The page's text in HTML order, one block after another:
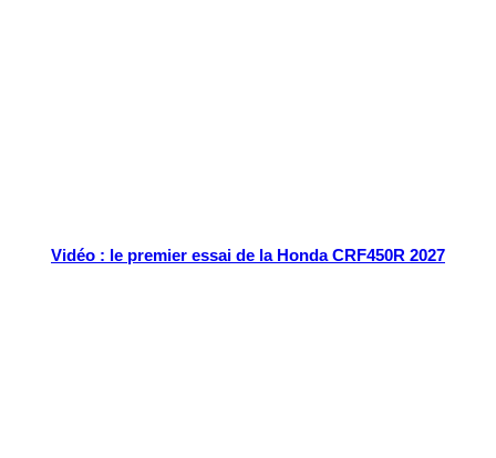
Vidéo : le premier essai de la Honda CRF450R 2027